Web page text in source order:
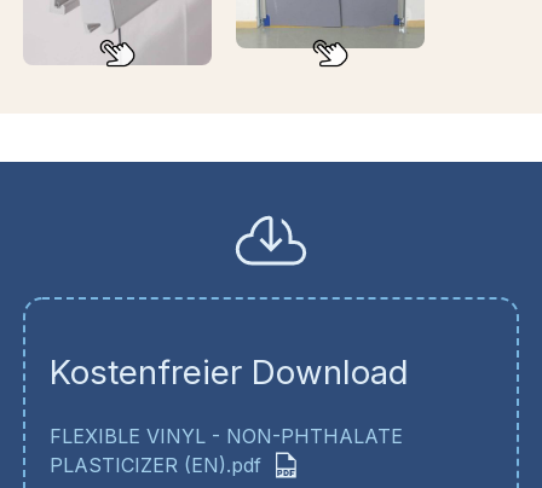
Kostenfreier Download
FLEXIBLE VINYL - NON-PHTHALATE
PLASTICIZER (EN).pdf